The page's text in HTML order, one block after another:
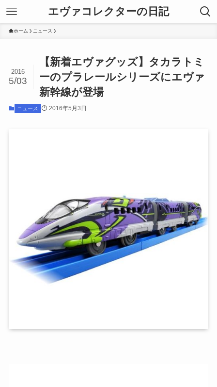
エヴァコレクターの日記
ホーム ニュース
【新着エヴァグッズ】タカラトミ
ーのプラレールシリーズにエヴァ
新幹線が登場
2016
5/03
ニュース 2016年5月3日